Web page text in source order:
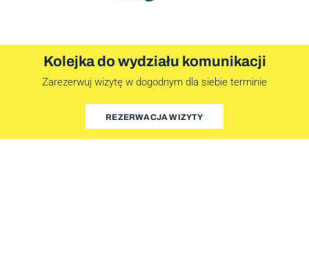
Kolejka do wydziału komunikacji
Zarezerwuj wizytę w dogodnym dla siebie terminie
REZERWACJA WIZYTY